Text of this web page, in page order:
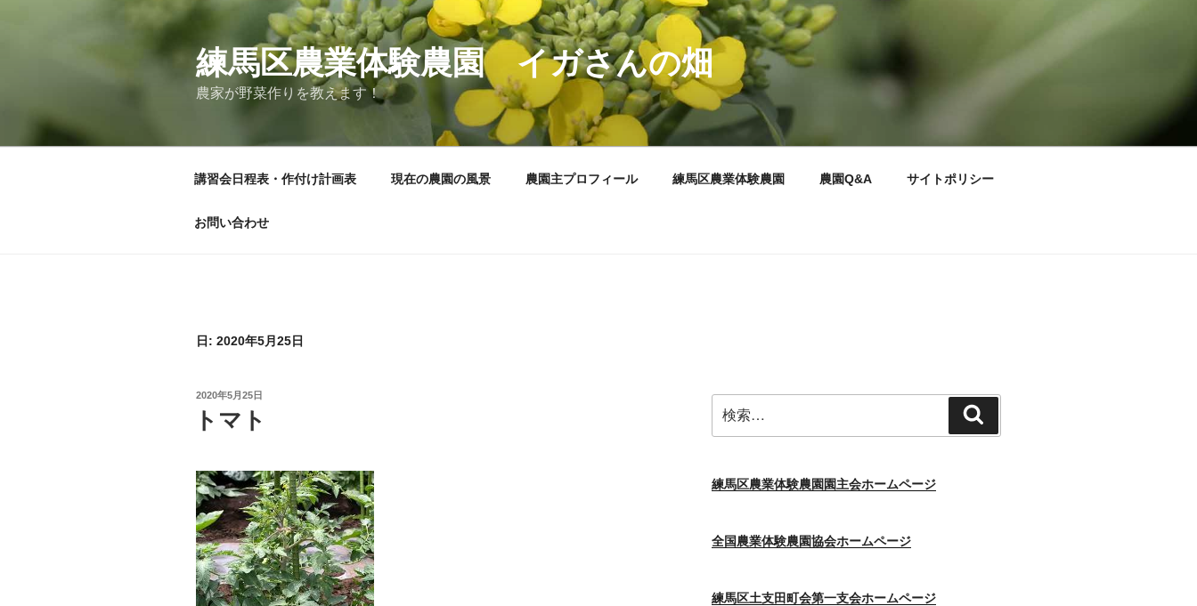
練馬区農業体験農園 イガさんの畑
農家が野菜作りを教えます！
講習会日程表・作付け計画表 現在の農園の風景 農園主プロフィール 練馬区農業体験農園 農園Q&A サイトポリシー
お問い合わせ
日: 2020年5月25日
投
稿
日:
2020年5月25日
トマト
索:
索
練馬区農業体験農園園主会ホームページ
全国農業体験農園協会ホームページ
練馬区土支田町会第一支会ホームページ